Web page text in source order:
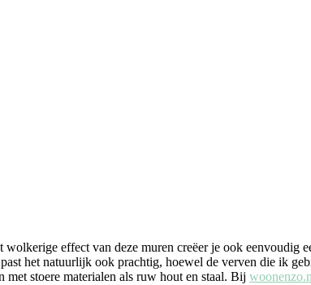
effect van deze muren creëer je ook eenvoudig
het natuurlijk ook prachtig, hoewel de verven die ik
stoere materialen als ruw hout en staal. Bij